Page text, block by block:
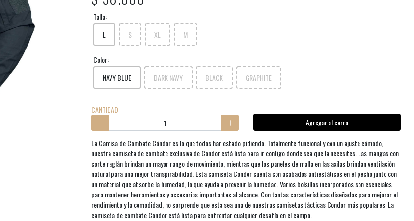
Talla:
L
S XL M
Color:
NAVY BLUE
DARK NAVY BLACK GRAPHITE
CANTIDAD
Agregar al carro
La Camisa de Combate Cóndor es lo que todos han estado pidiendo. Totalmente funcional y con un ajuste cómodo,
nuestra camiseta de combate exclusiva de Condor está lista para ir contigo donde sea que la necesites. Las mangas con
corte raglán brindan un mayor rango de movimiento, mientras que los paneles de malla en las axilas brindan ventilación
natural para una mejor transpirabilidad. Esta camiseta Condor cuenta con acabados antiestáticos en el pecho junto con
un material que absorbe la humedad, lo que ayuda a prevenir la humedad. Varios bolsillos incorporados son esenciales
para mantener herramientas y accesorios importantes al alcance. Con tantas características diseñadas para mejorar el
rendimiento y la comodidad, no sorprende que esta sea una de nuestras camisetas tácticas Condor más populares. La
camiseta de combate Condor está lista para enfrentar cualquier desafío en el campo.